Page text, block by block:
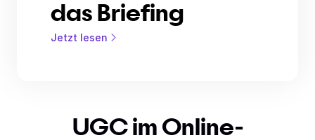
das Briefing
Jetzt lesen
UGC im Online-